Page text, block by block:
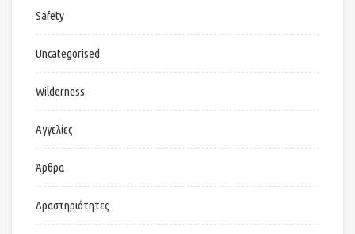
Safety
Uncategorised
Wilderness
Αγγελίες
Άρθρα
Δραστηριότητες